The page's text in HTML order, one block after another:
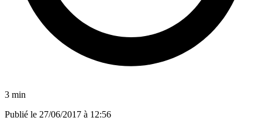
3 min
Publié le 27/06/2017 à 12:56